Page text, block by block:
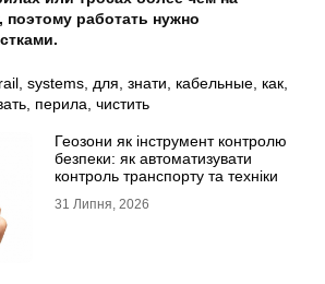
поэтому работать нужно
rail systems для знати кабельные как
перила чистить
Геозони як інструмент контролю
безпеки: як автоматизувати
контроль транспорту та техніки
31 Липня, 2026